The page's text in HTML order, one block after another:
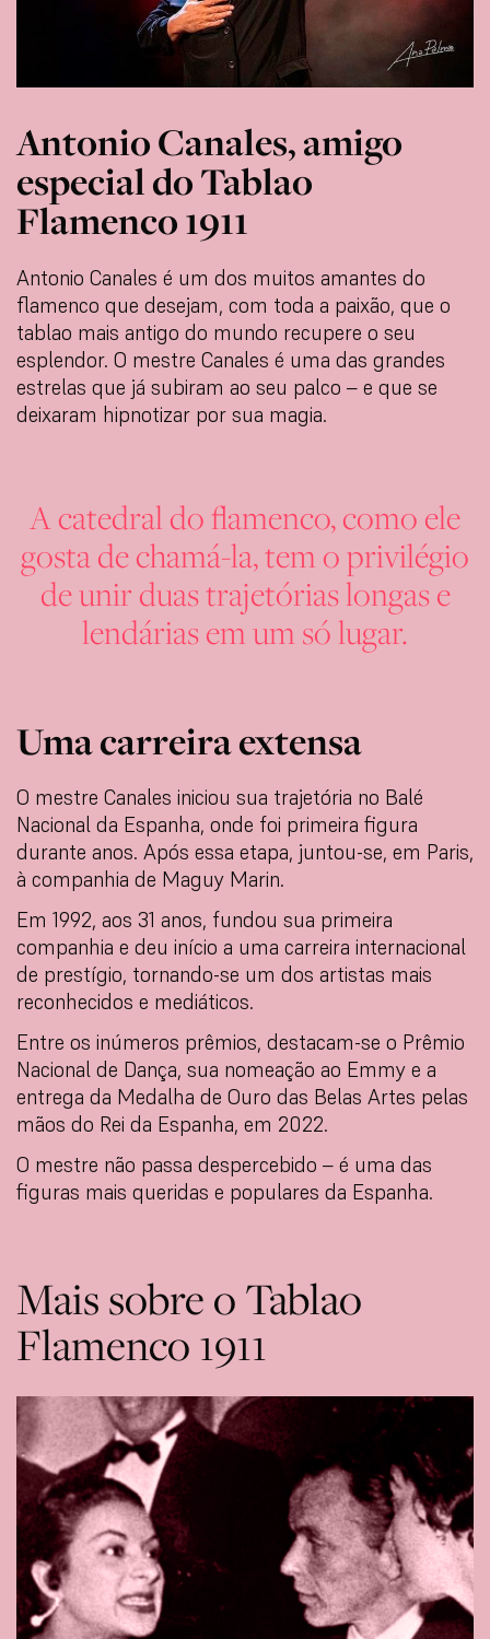
Antonio Canales, amigo
especial do Tablao
Flamenco 1911
Antonio Canales é um dos muitos amantes do
flamenco que desejam, com toda a paixão, que o
tablao mais antigo do mundo recupere o seu
esplendor. O mestre Canales é uma das grandes
estrelas que já subiram ao seu palco – e que se
deixaram hipnotizar por sua magia.
A catedral do flamenco, como ele
gosta de chamá-la, tem o privilégio
de unir duas trajetórias longas e
lendárias em um só lugar.
Uma carreira extensa
O mestre Canales iniciou sua trajetória no Balé
Nacional da Espanha, onde foi primeira figura
durante anos. Após essa etapa, juntou-se, em Paris,
à companhia de Maguy Marin.
Em 1992, aos 31 anos, fundou sua primeira
companhia e deu início a uma carreira internacional
de prestígio, tornando-se um dos artistas mais
reconhecidos e mediáticos.
Entre os inúmeros prêmios, destacam-se o Prêmio
Nacional de Dança, sua nomeação ao Emmy e a
entrega da Medalha de Ouro das Belas Artes pelas
mãos do Rei da Espanha, em 2022.
O mestre não passa despercebido – é uma das
figuras mais queridas e populares da Espanha.
Mais sobre o Tablao
Flamenco 1911